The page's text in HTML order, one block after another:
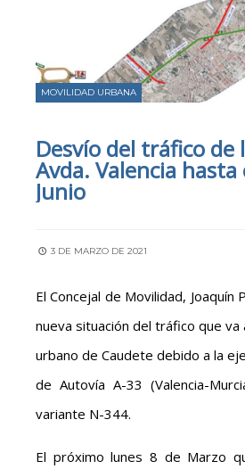
MOVILIDAD URBANA
Desvío del tráfico de
Avda. Valencia hasta
Junio
3 DE MARZO DE 2021
El Concejal de Movilidad, Joaquín
nueva situación del tráfico que va
urbano de Caudete debido a la
de Autovía A-33 (Valencia-
variante N-344.
El próximo lunes 8 de Marzo